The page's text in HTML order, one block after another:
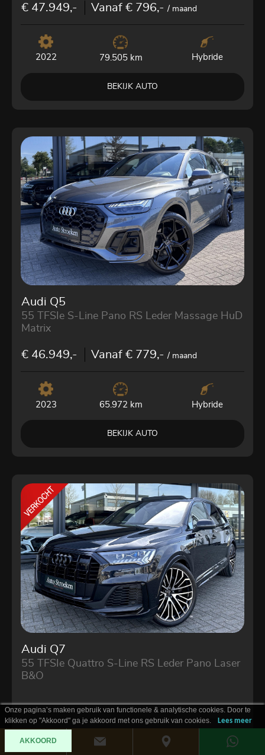
€ 47.949,- Vanaf € 796,-/ maand
2022 79.505 km Hybride
BEKIJK AUTO
Audi Q5
55 TFSIe S-Line Pano RS Leder Massage HuD
Matrix
€ 46.949,- Vanaf € 779,-/ maand
2023 65.972 km Hybride
BEKIJK AUTO
Audi Q7
55 TFSIe Quattro S-Line RS Leder Pano Laser
B&O
2021
Onze pagina’s maken gebruik van functionele & analytische cookies. Door te
klikken op "Akkoord" ga je akkoord met ons gebruik van cookies.
Lees meer
AKKOORD